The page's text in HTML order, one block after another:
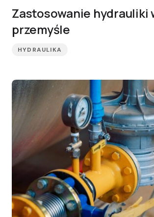
Zastosowanie hydrauliki
przemyśle
HYDRAULIKA